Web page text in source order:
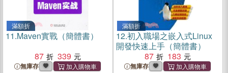
滿額折
11.Maven實戰（簡體書）
87
339
無庫存
滿額折
12.初入職場之嵌入式Linux
開發快速上手（簡體書）
87
183
無庫存